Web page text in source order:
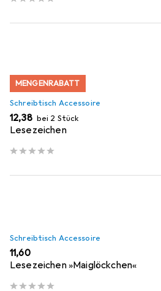
MENGENRABATT
Schreibtisch Accessoire
EUR
12,38 bei 2 Stück
Lesezeichen
Schreibtisch Accessoire
EUR
11,60
Lesezeichen »Maiglöckchen«